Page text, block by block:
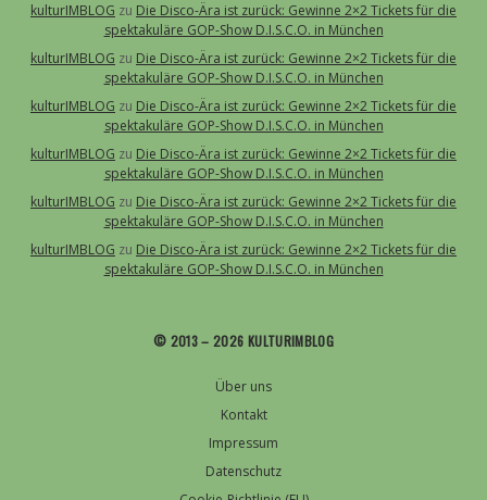
kulturIMBLOG zu Die Disco-Ära ist zurück: Gewinne 2×2 Tickets für die
spektakuläre GOP-Show D.I.S.C.O. in München
kulturIMBLOG zu Die Disco-Ära ist zurück: Gewinne 2×2 Tickets für die
spektakuläre GOP-Show D.I.S.C.O. in München
kulturIMBLOG zu Die Disco-Ära ist zurück: Gewinne 2×2 Tickets für die
spektakuläre GOP-Show D.I.S.C.O. in München
kulturIMBLOG zu Die Disco-Ära ist zurück: Gewinne 2×2 Tickets für die
spektakuläre GOP-Show D.I.S.C.O. in München
kulturIMBLOG zu Die Disco-Ära ist zurück: Gewinne 2×2 Tickets für die
spektakuläre GOP-Show D.I.S.C.O. in München
kulturIMBLOG zu Die Disco-Ära ist zurück: Gewinne 2×2 Tickets für die
spektakuläre GOP-Show D.I.S.C.O. in München
© 2013 – 2026 KULTURIMBLOG
Über uns
Kontakt
Impressum
Datenschutz